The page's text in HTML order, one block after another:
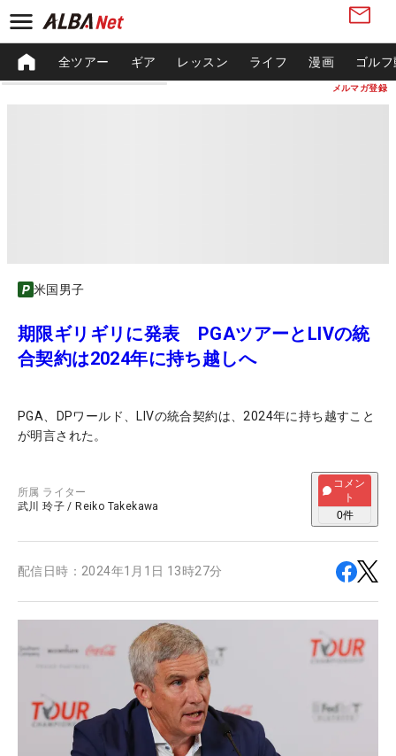
メルマガ登録
全ツアー ギア レッスン ライフ 漫画 ゴル
米国男子
期限ギリギリに発表 PGAツアーとLIVの統
合契約は2024年に持ち越しへ
PGA、DPワールド、LIVの統合契約は、2024年に持ち越すこと
が明言された。
所属 ライター
武川 玲子 / Reiko Takekawa
コメン
ト
0件
配信日時： 2024年1月1日 13時27分